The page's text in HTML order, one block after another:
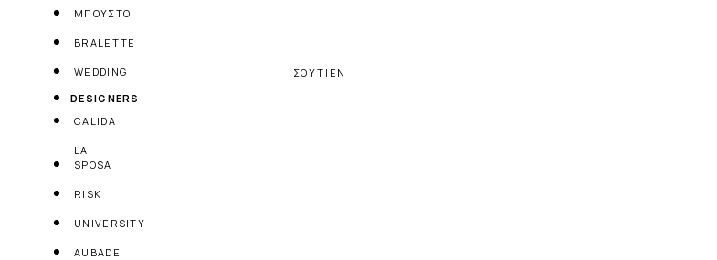
ΜΠΟΥΣΤΟ
BRALETTE
WEDDING
DESIGNERS
CALIDA
LA
SPOSA
RISK
UNIVERSITY
AUBADE
ΣΟΥΤΙΕΝ